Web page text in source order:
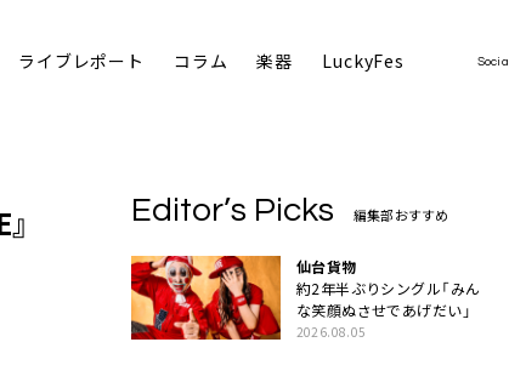
ライブレポート コラム 楽器 LuckyFes Social
Editor’s Picks 編集部おすすめ
仙台貨物
約2年半ぶりシングル「みん
な笑顔ぬさせであげだい」
2026.08.05